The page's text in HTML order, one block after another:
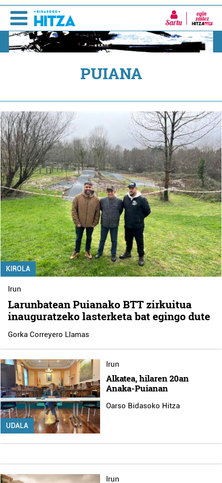
Sartu
PUIANA
KIROLA
Irun
Larunbatean Puianako BTT zirkuitua
inauguratzeko lasterketa bat egingo dute
Gorka Correyero Llamas
UDALA
Irun
Alkatea, hilaren 20an
Anaka-Puianan
Oarso Bidasoko Hitza
Irun